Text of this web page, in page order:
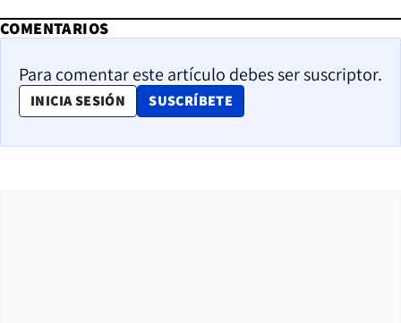
COMENTARIOS
Para comentar este artículo debes ser suscriptor.
INICIA SESIÓN SUSCRÍBETE
OPENS IN NEW WINDOW